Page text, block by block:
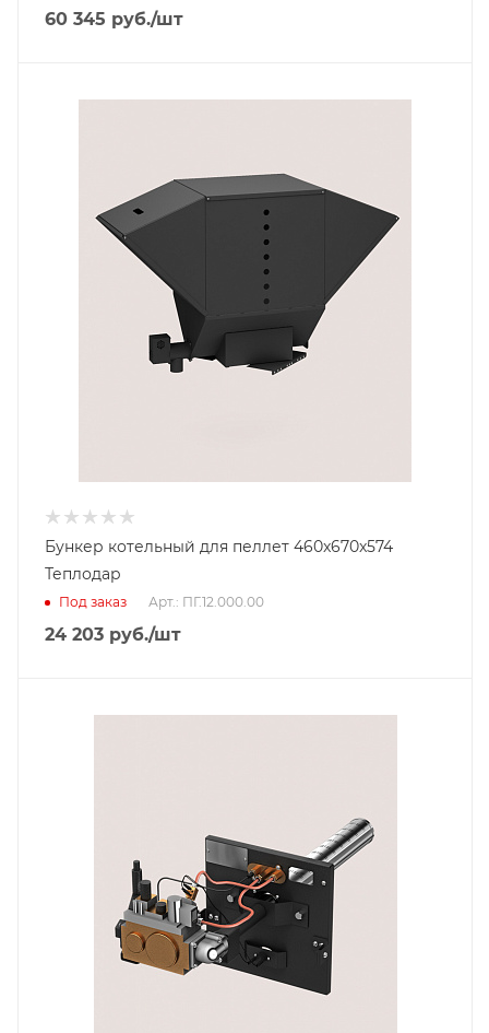
60 345 руб./шт
Тип горелки
Бункер котельный для пеллет 460x670x574
Теплодар
Под заказ Арт.: ПГ.12.000.00
24 203 руб./шт
Тип горелки